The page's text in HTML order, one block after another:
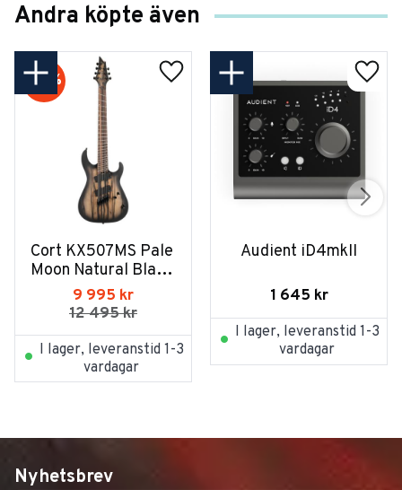
Andra köpte även
Cort KX507MS Pale
Moon Natural Black
Burst
9 995 kr
12 495kr
20 %
I lager, leveranstid 1-3
vardagar
Audient iD4mkII
1 645 kr
I lager, leveranstid 1-3
vardagar
Nyhetsbrev